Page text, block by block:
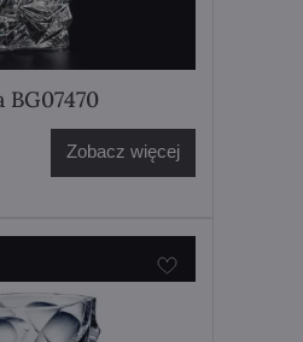
BG07470
Zobacz więcej